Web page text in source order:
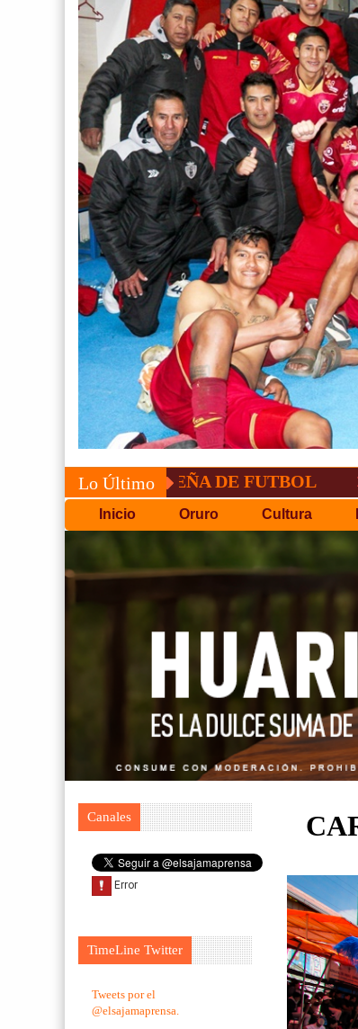
Lo Último
PACEÑA DE FUTBOL FERIADO
Inicio Oruro Cultura
Canales
TimeLine Twitter
Tweets por el
@elsajamaprensa.